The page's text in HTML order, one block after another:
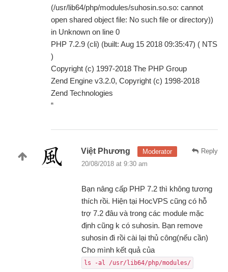
(/usr/lib64/php/modules/suhosin.so.so: cannot
open shared object file: No such file or directory))
in Unknown on line 0
PHP 7.2.9 (cli) (built: Aug 15 2018 09:35:47) ( NTS
)
Copyright (c) 1997-2018 The PHP Group
Zend Engine v3.2.0, Copyright (c) 1998-2018
Zend Technologies
“
Reply
Việt Phương
Moderator
20/08/2018 at 9:30 am
Bạn nâng cấp PHP 7.2 thì không tương
thích rồi. Hiện tại HocVPS cũng có hỗ
trợ 7.2 đâu và trong các module mặc
định cũng k có suhosin. Bạn remove
suhosin đi rồi cài lại thủ công(nếu cần)
Cho mình kết quả của
ls -al /usr/lib64/php/modules/